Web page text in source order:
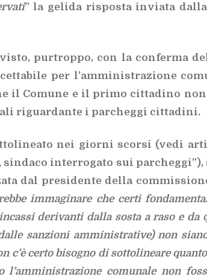
” la ge­li­da ri­spo­sta in­via­ta
pur­trop­po, con la con­fer­ma
per l’am­mi­ni­stra­zio­ne
il Co­mu­ne e il pri­mo cit­ta­di­no non
ri­guar­dan­te i par­cheg­gi cit­ta­di­ni.
nei gior­ni scor­si (vedi
sin­da­co in­ter­ro­ga­to sui par­cheg­gi”),
dal pre­si­den­te del­la
im­ma­gi­na­re che cer­ti
de­ri­van­ti dal­la so­sta a raso e da
san­zio­ni am­mi­ni­stra­ti­ve) non
c’è cer­to bi­so­gno di sot­to­li­nea­re
l’am­mi­ni­stra­zio­ne co­mu­na­le non